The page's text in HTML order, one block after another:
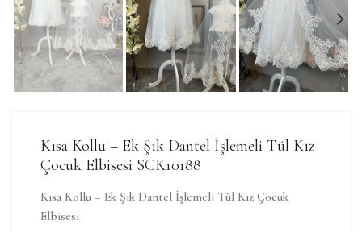
Kısa Kollu – Ek Şık Dantel İşlemeli Tül Kız
Çocuk Elbisesi SCK10188
Kısa Kollu – Ek Şık Dantel İşlemeli Tül Kız Çocuk
Elbisesi